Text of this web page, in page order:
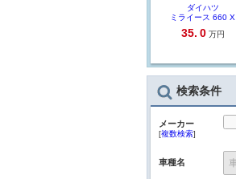
ダイハツ
ミライース 660 X
35. 0 万円
検索条件
メーカー
[複数検索]
車種名